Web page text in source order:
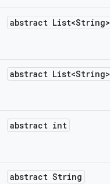
abstract List<String>
abstract List<String>
abstract int
abstract String